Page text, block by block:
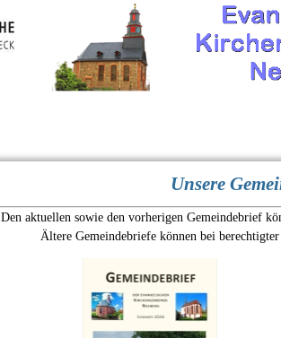
Unsere
Den aktuellen sowie den vorherigen Gemeindebrief
Ältere Gemeindebriefe können bei